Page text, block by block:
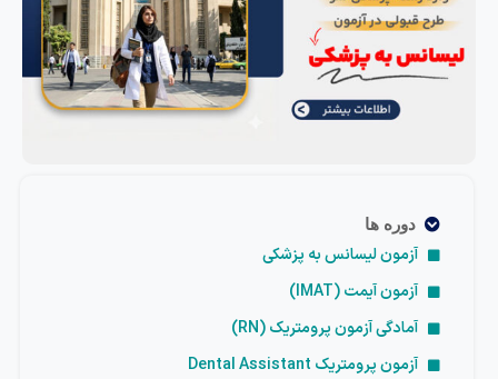
دوره ها
آزمون لیسانس به پزشکی
آزمون آیمت (IMAT)
آمادگی آزمون پرومتریک (RN)
آزمون پرومتریک Dental Assistant